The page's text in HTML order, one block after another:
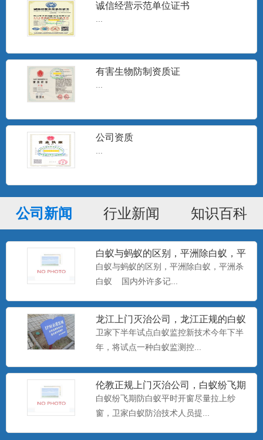
诚信经营示范单位证书
有害生物防制资质证
公司资质
公司新闻 行业新闻 知识百科
白蚁与蚂蚁的区别，平洲除白蚁，平
洲杀白蚁
白蚁与蚂蚁的区别，平洲除白蚁，平洲杀
白蚁 国内外许多记...
龙江上门灭治公司，龙江正规的白蚁
防治中心，卫家下半年试点白
卫家下半年试点白蚁监控新技术今年下半
年，将试点一种白蚁监测控...
伦教正规上门灭治公司，白蚁纷飞期
防白蚁平时开窗尽量拉上纱窗
白蚁纷飞期防白蚁平时开窗尽量拉上纱
窗，卫家白蚁防治技术人员提...